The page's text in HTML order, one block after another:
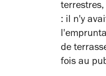
terrestres,
: il n'y
de
fois au